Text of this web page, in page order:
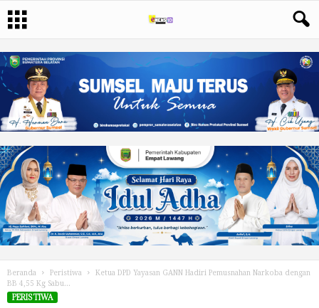
Beranda Peristiwa
Ketua DPD Yayasan GANN Hadiri Pemusnahan Narkoba dengan
BB 4,55 Kg Sabu...
PERISTIWA